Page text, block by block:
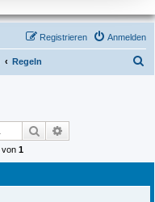
Anmelden
Registrieren
Regeln
Suche
von 1